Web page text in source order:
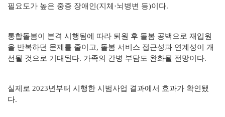
필요도가 높은 중증 장애인(지체·뇌병변 등)이다.
통합돌봄이 본격 시행됨에 따라 퇴원 후 돌봄 공백으로 재입원
을 반복하던 문제를 줄이고, 돌봄 서비스 접근성과 연계성이 개
선될 것으로 기대된다. 가족의 간병 부담도 완화될 전망이다.
실제로 2023년부터 시행한 시범사업 결과에서 효과가 확인됐
다.